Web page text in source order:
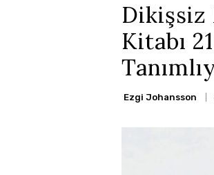
Dikişsiz
Kitabı
Ezgi Johansson